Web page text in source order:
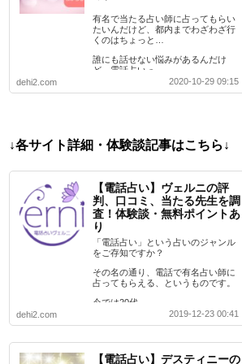
有名で当たる占い師に占ってもらい
たいんだけど、都内までわざわざ行
くのはちょっと…
誰にも話せない悩みがあるんだけ
ど、電話占いっ…
dehi2.com
2020-10-29 09:15
↓各サイト詳細・体験談記事はこちら↓
【電話占い】ヴェルニの評
判、口コミ、当たる先生を調
査！体験談・無料ポイントあ
り
「電話占い」という占いのジャンル
をご存知ですか？
その名の通り、電話で有名占い師に
占ってもらえる、というものです。
今では20代…
dehi2.com
2019-12-23 00:41
【電話占い】デスティニーの